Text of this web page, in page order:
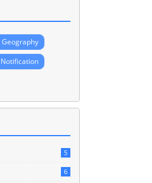
Geography
Notification
5
6